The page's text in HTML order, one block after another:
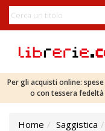
Per gli acquisti online:
o con tessera
Home Saggistica